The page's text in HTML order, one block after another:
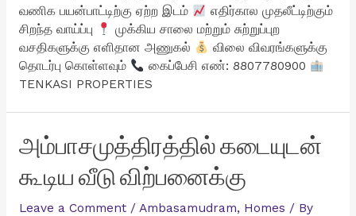
வணிக பயன்பாட்டிற்கு ஏற்ற இடம்
எதிர்கால முதலீட்டிற்கும்
சிறந்த வாய்ப்பு
முக்கிய சாலை மற்றும் சுற்றுப்புற
வசதிகளுக்கு எளிதான அணுகல்
விலை விவரங்களுக்கு
தொடர்பு கொள்ளவும்
கைப்பேசி எண்: 8807780900
TENKASI PROPERTIES
அம்பாசமுத்திரத்தில் கடையுடன்
கூடிய வீடு விற்பனைக்கு
Leave a Comment / Ambasamudram, Homes / By